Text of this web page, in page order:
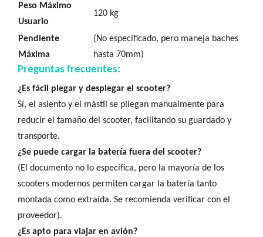
Peso Máximo
Usuario
120 kg
Pendiente
Máxima
(No especificado, pero maneja baches
hasta 70mm)
Preguntas frecuentes:
¿Es fácil plegar y desplegar el scooter?
Sí, el asiento y el mástil se pliegan manualmente para
reducir el tamaño del scooter, facilitando su guardado y
transporte.
¿Se puede cargar la batería fuera del scooter?
(El documento no lo especifica, pero la mayoría de los
scooters modernos permiten cargar la batería tanto
montada como extraída. Se recomienda verificar con el
proveedor).
¿Es apto para viajar en avión?